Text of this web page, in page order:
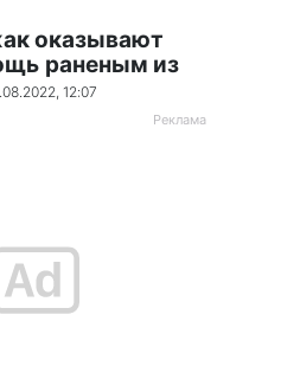
оказывают
раненым из
12:07